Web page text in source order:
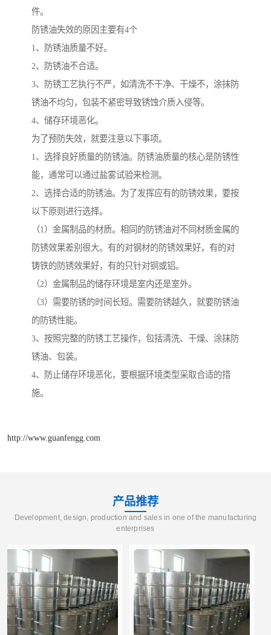
件。
防锈油失效的原因主要有4个
1、防锈油质量不好。
2、防锈油不合适。
3、防锈工艺执行不严，如清洗不干净、干燥不，涂抹防
锈油不均匀，包装不紧密导致锈蚀介质入侵等。
4、储存环境恶化。
为了预防失效，就要注意以下事项。
1、选择良好质量的防锈油。防锈油质量的核心是防锈性
能，通常可以通过盐雾试验来检测。
2、选择合适的防锈油。为了发挥应有的防锈效果，要按
以下原则进行选择。
（1）金属制品的材质。相同的防锈油对不同材质金属的
防锈效果差别很大。有的对钢材的防锈效果好，有的对
铸铁的防锈效果好，有的只针对铜或铝。
（2）金属制品的储存环境是室内还是室外。
（3）需要防锈的时间长短。需要防锈越久，就要防锈油
的防锈性能。
3、按照完整的防锈工艺操作，包括清洗、干燥、涂抹防
锈油、包装。
4、防止储存环境恶化，要根据环境类型采取合适的措
施。
http://www.guanfengg.com
产品推荐
Development, design, production and sales in one of the manufacturing
enterprises